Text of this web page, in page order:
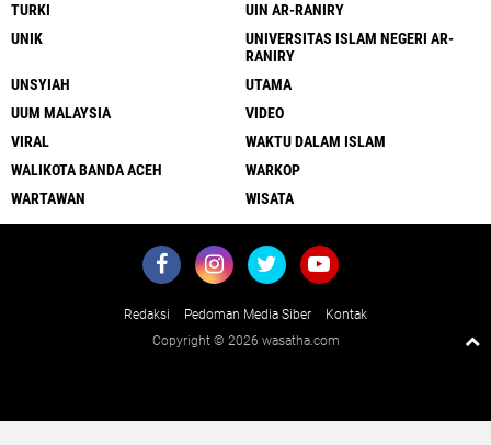
TURKI
UIN AR-RANIRY
UNIK
UNIVERSITAS ISLAM NEGERI AR-
RANIRY
UNSYIAH
UTAMA
UUM MALAYSIA
VIDEO
VIRAL
WAKTU DALAM ISLAM
WALIKOTA BANDA ACEH
WARKOP
WARTAWAN
WISATA
Redaksi Pedoman Media Siber
Kontak
Copyright © 2026 wasatha.com